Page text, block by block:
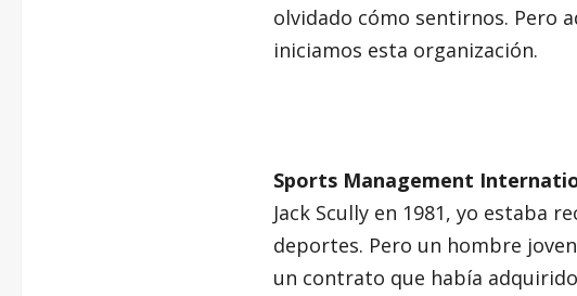
olvidado cómo sentirnos. Pero
iniciamos esta organización.
Sports Management
Jack Scully en 1981, yo estaba
deportes. Pero un hombre
un contrato que había